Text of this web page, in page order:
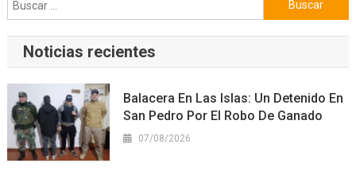
Noticias recientes
Balacera En Las Islas: Un Detenido En
San Pedro Por El Robo De Ganado
07/08/2026